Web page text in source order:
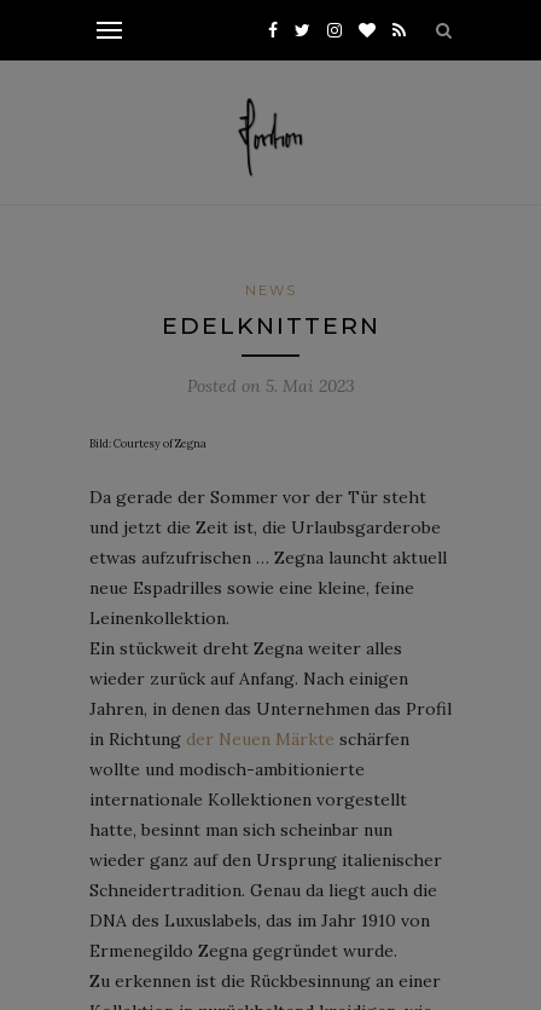
NEWS
EDELKNITTERN
Posted on 5. Mai 2023
Bild: Courtesy of Zegna
Da gerade der Sommer vor der Tür steht
und jetzt die Zeit ist, die Urlaubsgarderobe
etwas aufzufrischen … Zegna launcht aktuell
neue Espadrilles sowie eine kleine, feine
Leinenkollektion.
Ein stückweit dreht Zegna weiter alles
wieder zurück auf Anfang. Nach einigen
Jahren, in denen das Unternehmen das Profil
in Richtung der Neuen Märkte schärfen
wollte und modisch-ambitionierte
internationale Kollektionen vorgestellt
hatte, besinnt man sich scheinbar nun
wieder ganz auf den Ursprung italienischer
Schneidertradition. Genau da liegt auch die
DNA des Luxuslabels, das im Jahr 1910 von
Ermenegildo Zegna gegründet wurde.
Zu erkennen ist die Rückbesinnung an einer